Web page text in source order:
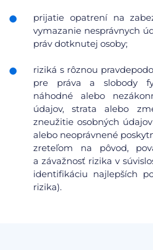
prijatie opatrení na
vymazanie nesprávnych
práv dotknutej osoby;
riziká s rôznou
pre práva a slobody
náhodné alebo
údajov, strata alebo
zneužitie osobných
alebo neoprávnené
zreteľom na pôvod,
a závažnosť rizika v
identifikáciu najlepších
rizika).